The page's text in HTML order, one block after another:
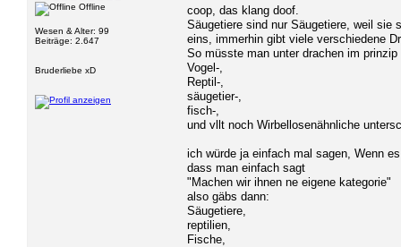
Offline
Wesen & Alter: 99
Beiträge: 2.647
Bruderliebe xD
coop, das klang doof.
Säugetiere sind nur Säugetiere, weil sie
eins, immerhin gibt viele verschiedene
So müsste man unter drachen im
Vogel-,
Reptil-,
säugetier-,
fisch-,
und vllt noch Wirbellosenähnliche
ich würde ja einfach mal sagen, Wenn
dass man einfach sagt
"Machen wir ihnen ne eigene kategorie"
also gäbs dann:
Säugetiere,
reptilien,
Fische,